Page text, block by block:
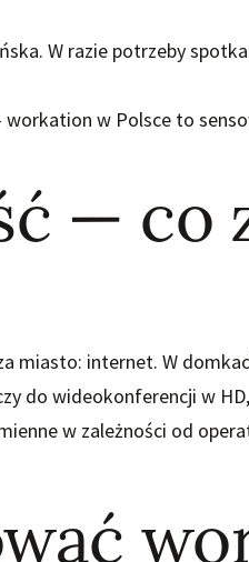
W razie potrzeby
w Polsce to
— co
miasto: internet. W
do wideokonferencji w
w zależności od